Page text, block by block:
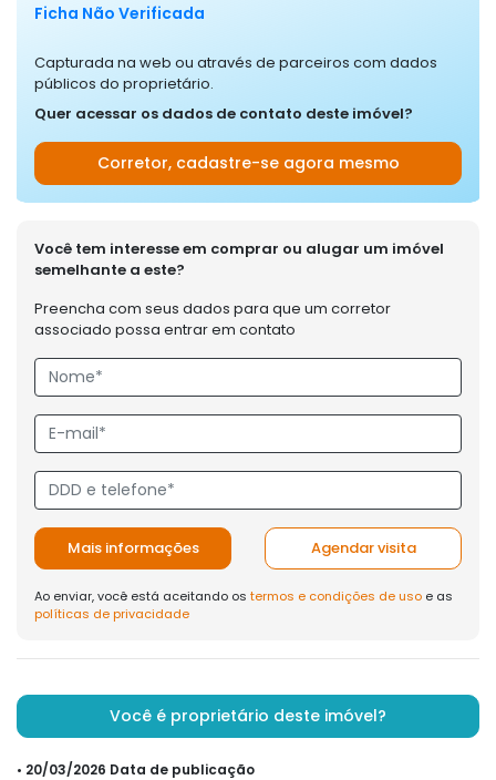
Ficha Não Verificada
Capturada na web ou através de parceiros com dados
públicos do proprietário.
Quer acessar os dados de contato deste imóvel?
Corretor, cadastre-se agora mesmo
Você tem interesse em comprar ou alugar um imóvel
semelhante a este?
Preencha com seus dados para que um corretor
associado possa entrar em contato
Mais informações Agendar visita
Ao enviar, você está aceitando os termos e condições de uso e as
políticas de privacidade
Você é proprietário deste imóvel?
• 20/03/2026 Data de publicação